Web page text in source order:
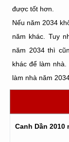
được tốt hơn.
Nếu năm 2034
năm khác. Tuy
năm 2034 thì
khác để làm
làm nhà năm
Canh Dần 2010